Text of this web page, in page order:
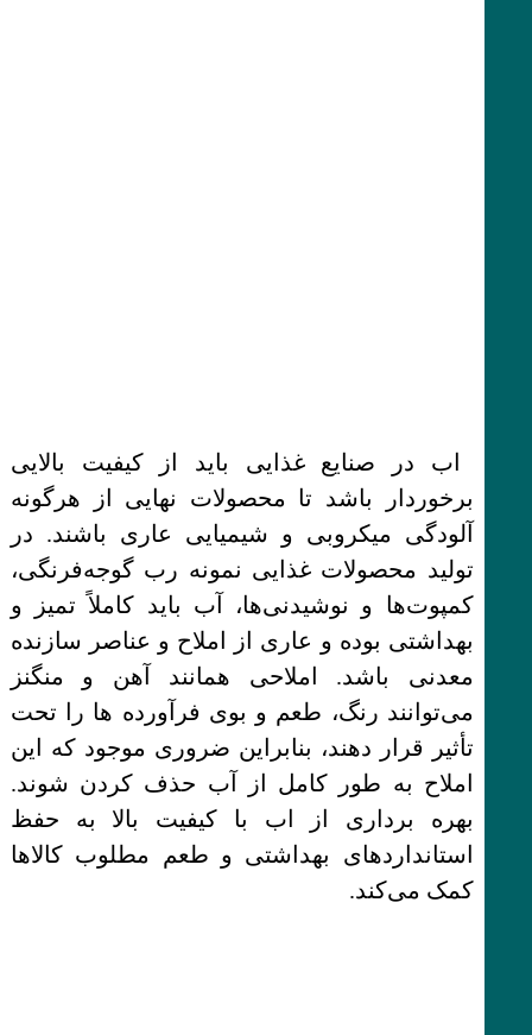
اب در صنایع غذایی باید از کیفیت بالایی
برخوردار باشد تا محصولات نهایی از هرگونه
آلودگی میکروبی و شیمیایی عاری باشند. در
تولید محصولات غذایی نمونه رب گوجه‌فرنگی،
کمپوت‌ها و نوشیدنی‌ها، آب باید کاملاً تمیز و
بهداشتی بوده و عاری از املاح و عناصر سازنده
معدنی باشد. املاحی همانند آهن و منگنز
می‌توانند رنگ، طعم و بوی فرآورده ها را تحت
تأثیر قرار دهند، بنابراین ضروری موجود که این
املاح به طور کامل از آب حذف کردن شوند.
بهره برداری از اب با کیفیت بالا به حفظ
استانداردهای بهداشتی و طعم مطلوب کالاها
کمک می‌کند.